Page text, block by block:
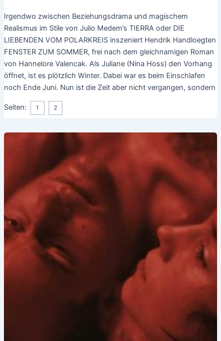
Irgendwo zwischen Beziehungsdrama und magischem
Realismus im Stile von Julio Medem’s TIERRA oder DIE
LIEBENDEN VOM POLARKREIS inszeniert Hendrik Handloegten
FENSTER ZUM SOMMER, frei nach dem gleichnamigen Roman
von Hannelore Valencak. Als Juliane (Nina Hoss) den Vorhang
öffnet, ist es plötzlich Winter. Dabei war es beim Einschlafen
noch Ende Juni. Nun ist die Zeit aber nicht vergangen, sondern
Seiten: 1 2